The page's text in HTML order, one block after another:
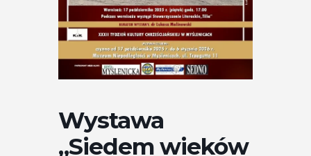
Wystawa
„Siedem wieków